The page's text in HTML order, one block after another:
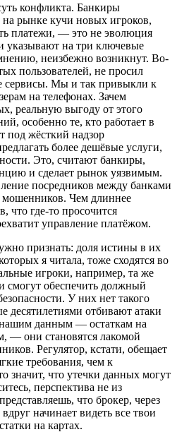
конфликта. Банкиры
рынке кучи новых игроков,
платежи, — это не эволюция
указывают на три ключевые
неизбежно возникнут. Во-
пользователей, не просил
сервисы. Мы и так привыкли к
на телефонах. Зачем
реальную выгоду от этого
особенно те, кто работает в
под жёсткий надзор
более дешёвые услуги,
Это, считают банкиры,
и сделает рынок уязвимым.
посредников между банками
Чем длиннее
что где-то просочится
управление платёжом.
признать: доля истины в их
я читала, тоже сходятся во
игроки, например, та же
смогут обеспечить должный
У них нет такого
десятилетиями отбивают атаки
данным — остаткам на
— они становятся лакомой
Регулятор, кстати, обещает
требования, чем к
значит, что утечки данных могут
перспектива не из
что брокер, через
начинает видеть все твои
на картах.